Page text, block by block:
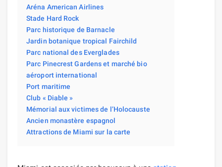
Aréna American Airlines
Stade Hard Rock
Parc historique de Barnacle
Jardin botanique tropical Fairchild
Parc national des Everglades
Parc Pinecrest Gardens et marché bio
aéroport international
Port maritime
Club « Diable »
Mémorial aux victimes de l’Holocauste
Ancien monastère espagnol
Attractions de Miami sur la carte